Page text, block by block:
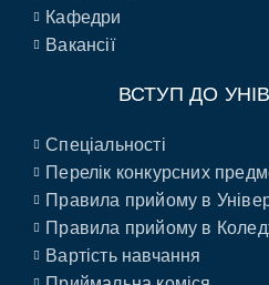
Кафедри
Вакансії
ВСТУП ДО
Спеціальності
Перелік конкурсних
Правила прийому в
Правила прийому в
Вартість навчання